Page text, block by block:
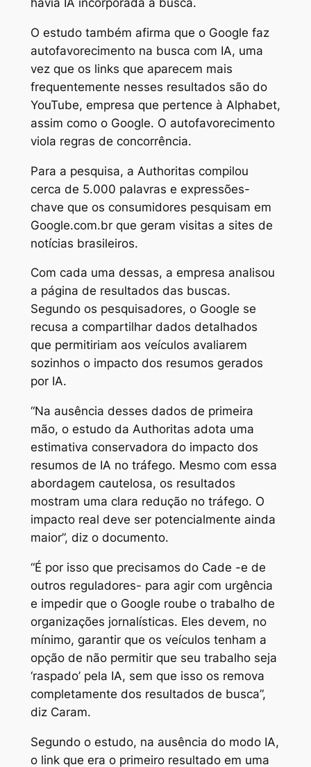
O estudo também afirma que o Google faz
autofavorecimento na busca com IA, uma
vez que os links que aparecem mais
frequentemente nesses resultados são do
YouTube, empresa que pertence à Alphabet,
assim como o Google. O autofavorecimento
viola regras de concorrência.
Para a pesquisa, a Authoritas compilou
cerca de 5.000 palavras e expressões-
chave que os consumidores pesquisam em
Google.com.br que geram visitas a sites de
notícias brasileiros.
Com cada uma dessas, a empresa analisou
a página de resultados das buscas.
Segundo os pesquisadores, o Google se
recusa a compartilhar dados detalhados
que permitiriam aos veículos avaliarem
sozinhos o impacto dos resumos gerados
por IA.
“Na ausência desses dados de primeira
mão, o estudo da Authoritas adota uma
estimativa conservadora do impacto dos
resumos de IA no tráfego. Mesmo com essa
abordagem cautelosa, os resultados
mostram uma clara redução no tráfego. O
impacto real deve ser potencialmente ainda
maior”, diz o documento.
“É por isso que precisamos do Cade -e de
outros reguladores- para agir com urgência
e impedir que o Google roube o trabalho de
organizações jornalísticas. Eles devem, no
mínimo, garantir que os veículos tenham a
opção de não permitir que seu trabalho seja
‘raspado’ pela IA, sem que isso os remova
completamente dos resultados de busca”,
diz Caram.
Segundo o estudo, na ausência do modo IA,
o link que era o primeiro resultado em uma